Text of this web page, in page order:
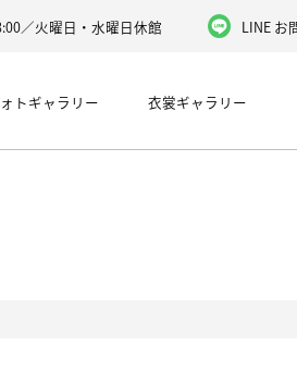
／火曜日・水曜日休館 LINE お
トギャラリー 衣裳ギャラリー